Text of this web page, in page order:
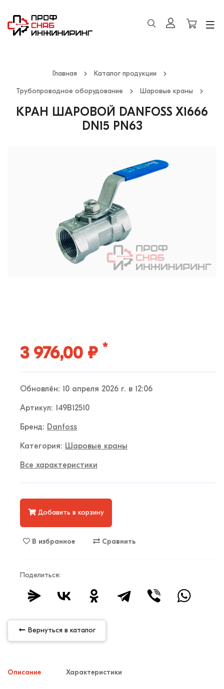
Главная Каталог продукции
Трубопроводное оборудование Шаровые краны
КРАН ШАРОВОЙ DANFOSS X1666
DN15 PN63
3 976,00 ₽ *
Обновлён: 10 апреля 2026 г. в 12:06
Артикул: 149B12510
Бренд: Danfoss
Категория: Шаровые краны
Все характеристики
Добавить в корзину
В избранное Сравнить
Поделиться:
Вернуться в каталог
Описание Характеристики